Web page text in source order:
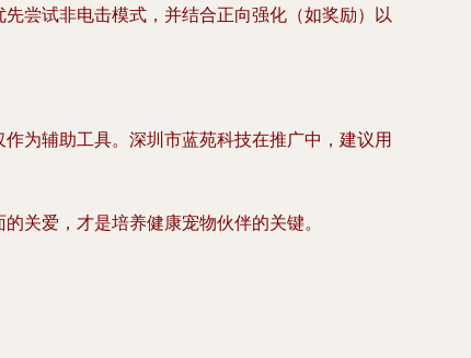
尝试非电击模式，并结合正向强化（如奖励）以
为辅助工具。深圳市蓝苑科技在推广中，建议用
关爱，才是培养健康宠物伙伴的关键。